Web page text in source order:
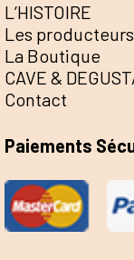
L’HISTOIRE
Les producteurs
La Boutique
CAVE &
Contact
Paiements